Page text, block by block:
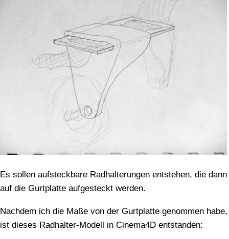
Es sollen aufsteckbare Radhalterungen entstehen, die dann
auf die Gurtplatte aufgesteckt werden.
Nachdem ich die Maße von der Gurtplatte genommen habe,
ist dieses Radhalter-Modell in Cinema4D entstanden: